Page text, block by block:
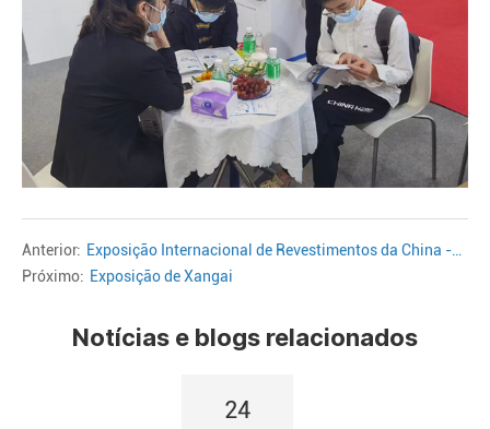
Anterior: Exposição Internacional de Revestimentos da China -
Exposição da Indústria de Xangai
Próximo: Exposição de Xangai
Notícias e blogs relacionados
24